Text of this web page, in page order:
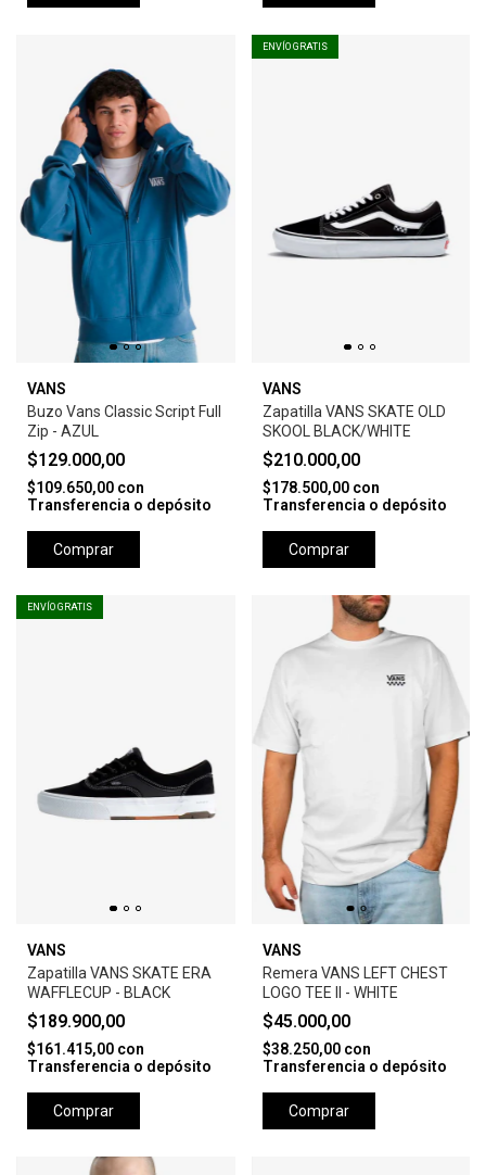
VANS
Buzo Vans Classic Script Full
Zip - AZUL
$129.000,00
$109.650,00 con
Transferencia o depósito
Comprar
ENVÍO GRATIS
VANS
Zapatilla VANS SKATE OLD
SKOOL BLACK/WHITE
$210.000,00
$178.500,00 con
Transferencia o depósito
Comprar
ENVÍO GRATIS
VANS
Zapatilla VANS SKATE ERA
WAFFLECUP - BLACK
$189.900,00
$161.415,00 con
Transferencia o depósito
Comprar
VANS
Remera VANS LEFT CHEST
LOGO TEE II - WHITE
$45.000,00
$38.250,00 con
Transferencia o depósito
Comprar